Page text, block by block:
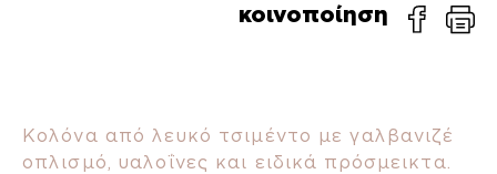
κοινοποίηση
Κολόνα από λευκό τσιμέντο με γαλβανιζέ
οπλισμό, υαλοΐνες και ειδικά πρόσμεικτα.